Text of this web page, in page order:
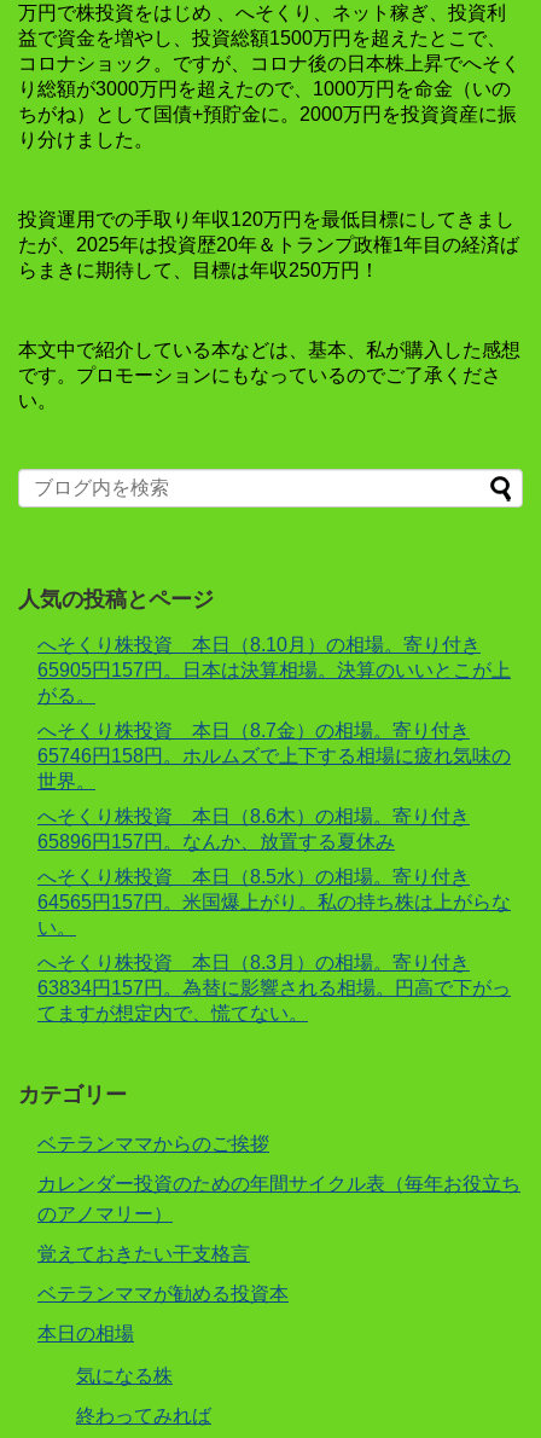
万円で株投資をはじめ 、へそくり、ネット稼ぎ、投資利
益で資金を増やし、投資総額1500万円を超えたとこで、
コロナショック。ですが、コロナ後の日本株上昇でへそく
り総額が3000万円を超えたので、1000万円を命金（いの
ちがね）として国債+預貯金に。2000万円を投資資産に振
り分けました。
投資運用での手取り年収120万円を最低目標にしてきまし
たが、2025年は投資歴20年＆トランプ政権1年目の経済ば
らまきに期待して、目標は年収250万円！
本文中で紹介している本などは、基本、私が購入した感想
です。プロモーションにもなっているのでご了承くださ
い。
人気の投稿とページ
へそくり株投資 本日（8.10月）の相場。寄り付き
65905円157円。日本は決算相場。決算のいいとこが上
がる。
へそくり株投資 本日（8.7金）の相場。寄り付き
65746円158円。ホルムズで上下する相場に疲れ気味の
世界。
へそくり株投資 本日（8.6木）の相場。寄り付き
65896円157円。なんか、放置する夏休み
へそくり株投資 本日（8.5水）の相場。寄り付き
64565円157円。米国爆上がり。私の持ち株は上がらな
い。
へそくり株投資 本日（8.3月）の相場。寄り付き
63834円157円。為替に影響される相場。円高で下がっ
てますが想定内で、慌てない。
カテゴリー
ベテランママからのご挨拶
カレンダー投資のための年間サイクル表（毎年お役立ち
のアノマリー）
覚えておきたい干支格言
ベテランママが勧める投資本
本日の相場
気になる株
終わってみれば